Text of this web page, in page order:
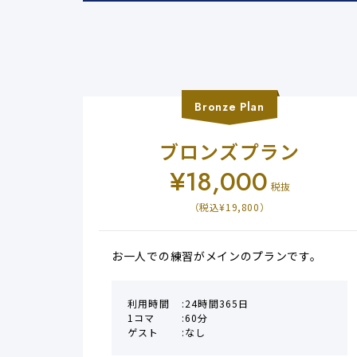
Bronze Plan
ブロンズプラン
¥18,000 税抜
（税込¥19,800）
お一人での練習がメインのプランです。
利用時間
24時間365日
1コマ
60分
ゲスト
なし